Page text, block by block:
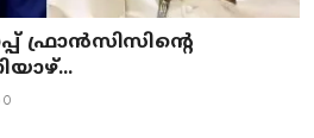
ഫ്രാൻസിസിന്റെ
0